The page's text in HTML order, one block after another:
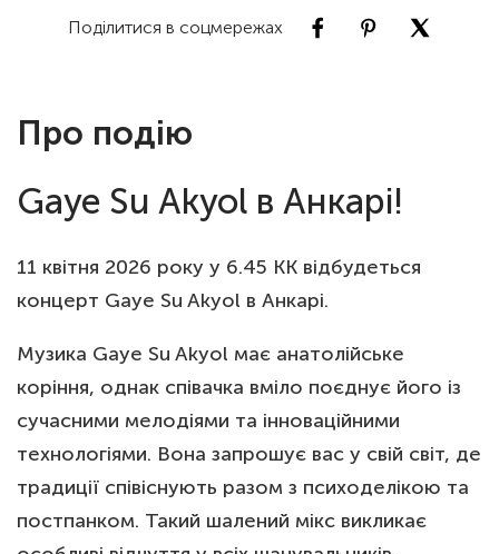
Поділитися в соцмережах
Про подію
Gaye Su Akyol в Анкарі!
11 квітня 2026 року у 6.45 KK відбудеться
концерт Gaye Su Akyol в Анкарі.
Музика Gaye Su Akyol має анатолійське
коріння, однак співачка вміло поєднує його із
сучасними мелодіями та інноваційними
технологіями. Вона запрошує вас у свій світ, де
традиції співіснують разом з психоделікою та
постпанком. Такий шалений мікс викликає